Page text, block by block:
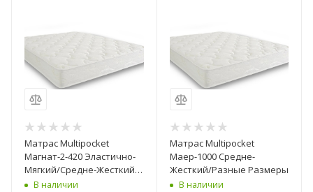
Матрас Multipocket
Магнат-2-420 Эластично-
Мягкий/Средне-Жесткий/
Разные Размеры
В наличии
Матрас Multipocket
Маер-1000 Средне-
Жесткий/Разные Размеры
В наличии